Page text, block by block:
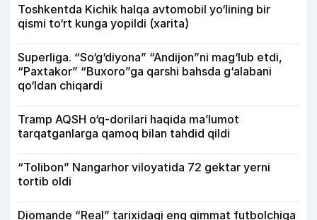
Toshkentda Kichik halqa avtomobil yo‘lining bir
qismi to‘rt kunga yopildi (xarita)
Superliga. “So‘g‘diyona” “Andijon”ni mag‘lub etdi,
“Paxtakor” “Buxoro”ga qarshi bahsda g‘alabani
qo‘ldan chiqardi
Tramp AQSH o‘q-dorilari haqida ma’lumot
tarqatganlarga qamoq bilan tahdid qildi
“Tolibon” Nangarhor viloyatida 72 gektar yerni
tortib oldi
Diomande “Real” tarixidagi eng qimmat futbolchiga